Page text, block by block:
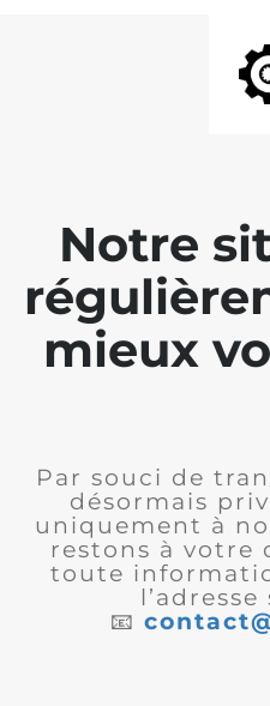
Notre
mieux
Par souci de
désormais
uniquement à
restons à votre
toute
📧